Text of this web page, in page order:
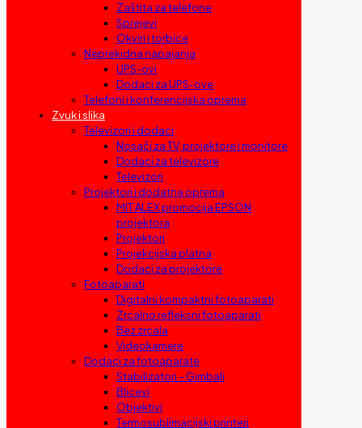
Zaštita za telefone
Sprejevi
Okviri i torbice
Neprekidna napajanja
UPS-ovi
Dodaci za UPS-ove
Telefoni i konferencijska oprema
Zvuk i slika
Televizori i dodaci
Nosači za TV, projektore i monitore
Dodaci za televizore
Televizori
Projektori i dodatna oprema
MIT ALEX promocija EPSON
projektora
Projektori
Projekcijska platna
Dodaci za projektore
Fotoaparati
Digitalni kompaktni fotoaparati
Zrcalno refleksni fotoaparati
Bez zrcala
Videokamere
Dodaci za fotoaparate
Stabilizatori – Gimbali
Blicevi
Objektivi
Termosublimacijski printeri